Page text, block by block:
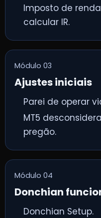
Imposto de
calcular IR.
Módulo 03
Ajustes iniciais
Parei de operar
MT5
pregão.
Módulo 04
Donchian
Donchian Setup.